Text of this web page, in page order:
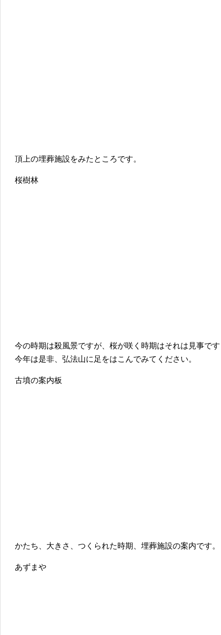
頂上の埋葬施設をみたところです。
桜樹林
今の時期は殺風景ですが、桜が咲く時期はそれは見事で
今年は是非、弘法山に足をはこんでみてください。
古墳の案内板
かたち、大きさ、つくられた時期、埋葬施設の案内です。
あずまや